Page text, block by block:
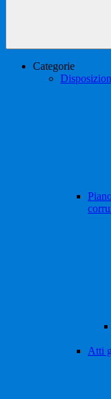
Categorie
Atti